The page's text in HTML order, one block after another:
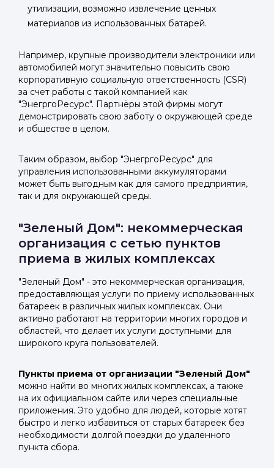
утилизации, возможно извлечение ценных
материалов из использованных батарей.
Например, крупные производители электроники или
автомобилей могут значительно повысить свою
корпоративную социальную ответственность (CSR)
за счет работы с такой компанией как
"ЭнегргоРесурс". Партнёры этой фирмы могут
демонстрировать свою заботу о окружающей среде
и обществе в целом.
Таким образом, выбор "ЭнегргоРесурс" для
управления использованными аккумуляторами
может быть выгодным как для самого предприятия,
так и для окружающей среды.
"Зеленый Дом": некоммерческая
организация с сетью пунктов
приема в жилых комплексах
"Зеленый Дом" - это некоммерческая организация,
предоставляющая услуги по приему использованных
батареек в различных жилых комплексах. Они
активно работают на территории многих городов и
областей, что делает их услуги доступными для
широкого круга пользователей.
Пункты приема от организации "Зеленый Дом"
можно найти во многих жилых комплексах, а также
на их официальном сайте или через специальные
приложения. Это удобно для людей, которые хотят
быстро и легко избавиться от старых батареек без
необходимости долгой поездки до удаленного
пункта сбора.